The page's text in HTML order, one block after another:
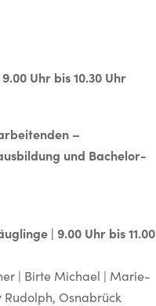
Uhr bis 10.30 Uhr
–
und Bachelor-
| 9.00 Uhr bis 11.00
| Birte Michael | Marie-
Osnabrück